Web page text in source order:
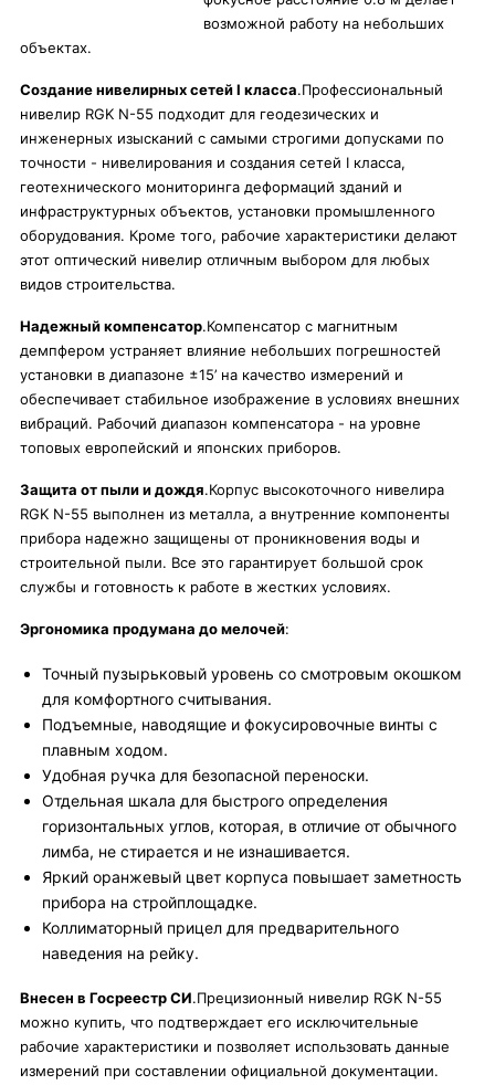
возможной работу на небольших
объектах.
Создание нивелирных сетей I класса.Профессиональный
нивелир RGK N-55 подходит для геодезических и
инженерных изысканий с самыми строгими допусками по
точности - нивелирования и создания сетей I класса,
геотехнического мониторинга деформаций зданий и
инфраструктурных объектов, установки промышленного
оборудования. Кроме того, рабочие характеристики делают
этот оптический нивелир отличным выбором для любых
видов строительства.
Надежный компенсатор.Компенсатор с магнитным
демпфером устраняет влияние небольших погрешностей
установки в диапазоне ±15’ на качество измерений и
обеспечивает стабильное изображение в условиях внешних
вибраций. Рабочий диапазон компенсатора - на уровне
топовых европейский и японских приборов.
Защита от пыли и дождя.Корпус высокоточного нивелира
RGK N-55 выполнен из металла, а внутренние компоненты
прибора надежно защищены от проникновения воды и
строительной пыли. Все это гарантирует большой срок
службы и готовность к работе в жестких условиях.
Эргономика продумана до мелочей:
Точный пузырьковый уровень со смотровым окошком
для комфортного считывания.
Подъемные, наводящие и фокусировочные винты с
плавным ходом.
Удобная ручка для безопасной переноски.
Отдельная шкала для быстрого определения
горизонтальных углов, которая, в отличие от обычного
лимба, не стирается и не изнашивается.
Яркий оранжевый цвет корпуса повышает заметность
прибора на стройплощадке.
Коллиматорный прицел для предварительного
наведения на рейку.
Внесен в Госреестр СИ.Прецизионный нивелир RGK N-55
можно купить, что подтверждает его исключительные
рабочие характеристики и позволяет использовать данные
измерений при составлении официальной документации.